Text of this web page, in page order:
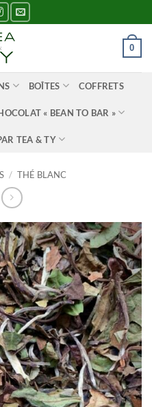
0
BOÎTES COFFRETS
« BEAN TO BAR »
TEA & TY
/ THÉ BLANC